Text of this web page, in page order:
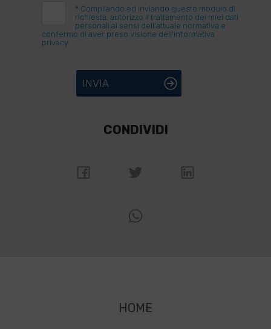
* Compilando ed inviando questo modulo di
richiesta, autorizzo il trattamento dei miei dati
personali ai sensi dell'attuale normativa e
confermo di aver preso visione dell'informativa
privacy.
INVIA
CONDIVIDI
HOME